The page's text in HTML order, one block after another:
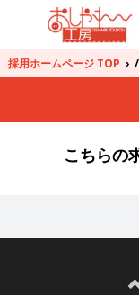
採用ホームページ TOP › /
こちらの